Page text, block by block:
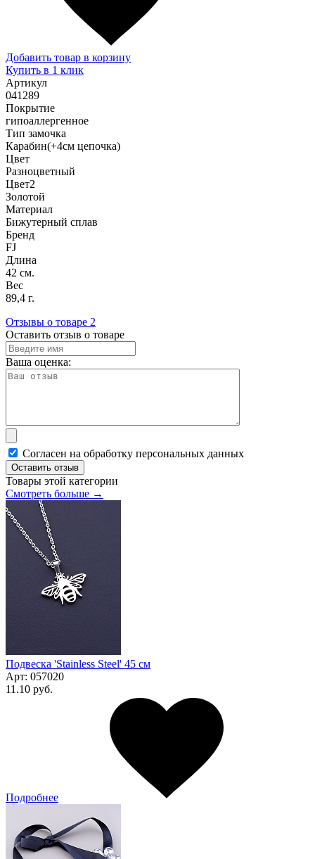
Добавить товар в корзину
Купить в 1 клик
Артикул
041289
Покрытие
гипоаллергенное
Тип замочка
Карабин(+4см цепочка)
Цвет
Разноцветный
Цвет2
Золотой
Материал
Бижутерный сплав
Бренд
FJ
Длина
42 см.
Вес
89,4 г.
Отзывы о товаре 2
Оставить отзыв о товаре
Ваша оценка:
Согласен на обработку персональных данных
Оставить отзыв
Товары этой категории
Смотреть больше →
Подвеска 'Stainless Steel' 45 см
Арт: 057020
11.10 руб.
Подробнее